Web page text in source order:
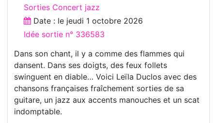
Sorties Concert jazz
Date : le jeudi 1 octobre 2026
Idée sortie n° 336583
Dans son chant, il y a comme des flammes qui
dansent. Dans ses doigts, des feux follets
swinguent en diable… Voici Leïla Duclos avec des
chansons françaises fraîchement sorties de sa
guitare, un jazz aux accents manouches et un scat
indomptable.